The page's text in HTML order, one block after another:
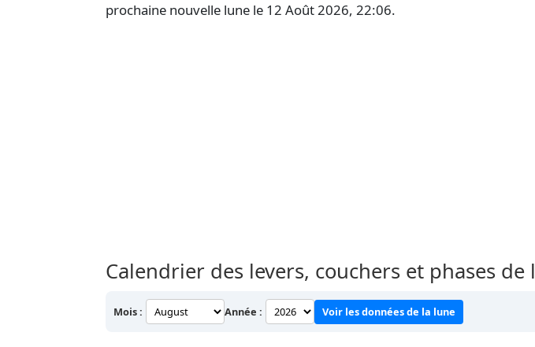
prochaine nouvelle lune le 12 Août 2026, 22:06.
Calendrier des levers, couchers et phases
Mois : Année : Voir les données de la lune